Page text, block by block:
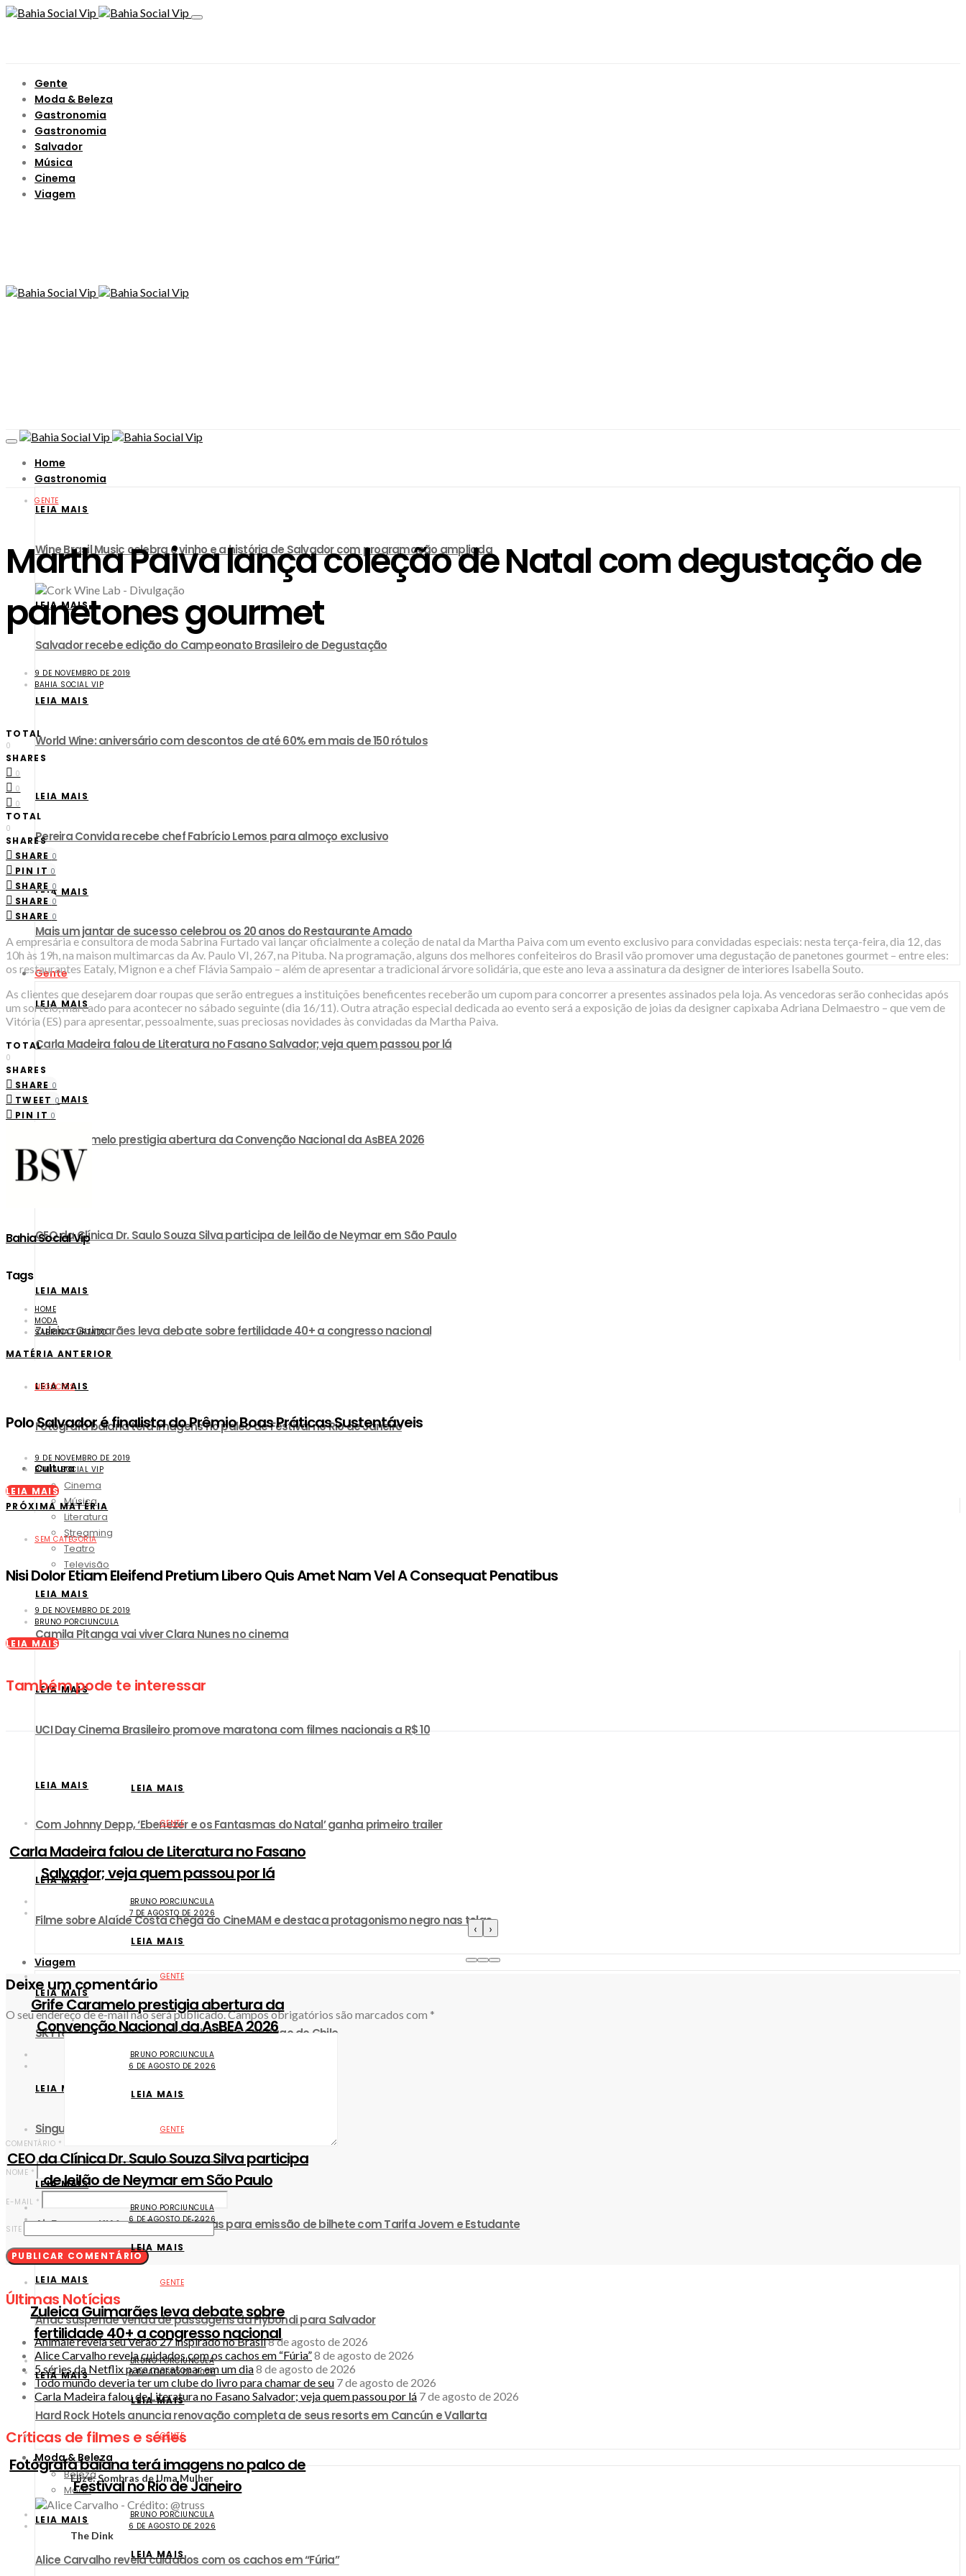
Gente
Moda & Beleza
Gastronomia
Gastronomia
Salvador
Música
Cinema
Viagem
Home
Gastronomia
LEIA MAIS
Wine Brasil Music celebra o vinho e a história de Salvador com programação ampliada
LEIA MAIS
​Salvador recebe edição do Campeonato Brasileiro de Degustação
LEIA MAIS
World Wine: aniversário com descontos de até 60% em mais de 150 rótulos
LEIA MAIS
Pereira Convida recebe chef Fabrício Lemos para almoço exclusivo
LEIA MAIS
Mais um jantar de sucesso celebrou os 20 anos do Restaurante Amado
Gente
LEIA MAIS
Carla Madeira falou de Literatura no Fasano Salvador; veja quem passou por lá
LEIA MAIS
Grife Caramelo prestigia abertura da Convenção Nacional da AsBEA 2026
CEO da Clínica Dr. Saulo Souza Silva participa de leilão de Neymar em São Paulo
LEIA MAIS
Zuleica Guimarães leva debate sobre fertilidade 40+ a congresso nacional
LEIA MAIS
Fotógrafa baiana terá imagens no palco de Festival no Rio de Janeiro
Cultura
Cinema
Música
Literatura
Streaming
Teatro
Televisão
LEIA MAIS
Camila Pitanga vai viver Clara Nunes no cinema
LEIA MAIS
UCI Day Cinema Brasileiro promove maratona com filmes nacionais a R$ 10
LEIA MAIS
Com Johnny Depp, ‘Ebenezer e os Fantasmas do Natal’ ganha primeiro trailer
LEIA MAIS
Filme sobre Alaíde Costa chega ao CineMAM e destaca protagonismo negro nas telas
Viagem
LEIA MAIS
SKY retoma voo direto entre Salvador e Santiago do Chile
LEIA MAIS
Singular Luxury Travel revela o novo mapa do luxo na Ásia
LEIA MAIS
Air France e KLM atualizam políticas para emissão de bilhete com Tarifa Jovem e Estudante
LEIA MAIS
Anac suspende venda de passagens da Flybondi para Salvador
LEIA MAIS
Hard Rock Hotels anuncia renovação completa de seus resorts em Cancún e Vallarta
Moda & Beleza
Beleza
Moda
LEIA MAIS
Alice Carvalho revela cuidados com os cachos em “Fúria”
GENTE
Martha Paiva lança coleção de Natal com degustação de
panetones gourmet
9 DE NOVEMBRO DE 2019
BAHIA SOCIAL VIP
TOTAL
0
SHARES
0
0
0
TOTAL
0
SHARES
SHARE 0
PIN IT 0
SHARE 0
SHARE 0
SHARE 0
A empresária e consultora de moda Sabrina Furtado vai lançar oficialmente a coleção de natal da Martha Paiva com um evento exclusivo para convidadas especiais: nesta terça-feira, dia 12, das
10h às 19h, na maison multimarcas da Av. Paulo VI, 267, na Pituba. Na programação, alguns dos melhores confeiteiros do Brasil vão promover uma degustação de panetones gourmet – entre eles:
os restaurantes Eataly, Mignon e a chef Flávia Sampaio – além de apresentar a tradicional árvore solidária, que este ano leva a assinatura da designer de interiores Isabella Souto.
As clientes que desejarem doar roupas que serão entregues a instituições beneficentes receberão um cupom para concorrer a presentes assinados pela loja. As vencedoras serão conhecidas após
um sorteio, marcado para acontecer no sábado seguinte (dia 16/11). Outra atração especial dedicada ao evento será a exposição de joias da designer capixaba Adriana Delmaestro – que vem de
Vitória (ES) para apresentar, pessoalmente, suas preciosas novidades às convidadas da Martha Paiva.
TOTAL
0
SHARES
SHARE 0
TWEET 0
PIN IT 0
Bahia Social Vip
Tags
HOME
MODA
SABRINA FURTADO
MATÉRIA ANTERIOR
NEGÓCIOS
Polo Salvador é finalista do Prêmio Boas Práticas Sustentáveis
9 DE NOVEMBRO DE 2019
BAHIA SOCIAL VIP
LEIA MAIS
PRÓXIMA MATÉRIA
SEM CATEGORIA
Nisi Dolor Etiam Eleifend Pretium Libero Quis Amet Nam Vel A Consequat Penatibus
9 DE NOVEMBRO DE 2019
BRUNO PORCIUNCULA
LEIA MAIS
Também pode te interessar
LEIA MAIS
GENTE
Carla Madeira falou de Literatura no Fasano
Salvador; veja quem passou por lá
BRUNO PORCIUNCULA
7 DE AGOSTO DE 2026
LEIA MAIS
GENTE
Grife Caramelo prestigia abertura da
Convenção Nacional da AsBEA 2026
BRUNO PORCIUNCULA
6 DE AGOSTO DE 2026
LEIA MAIS
GENTE
CEO da Clínica Dr. Saulo Souza Silva participa
de leilão de Neymar em São Paulo
BRUNO PORCIUNCULA
6 DE AGOSTO DE 2026
LEIA MAIS
GENTE
Zuleica Guimarães leva debate sobre
fertilidade 40+ a congresso nacional
BRUNO PORCIUNCULA
6 DE AGOSTO DE 2026
LEIA MAIS
GENTE
Fotógrafa baiana terá imagens no palco de
Festival no Rio de Janeiro
BRUNO PORCIUNCULA
6 DE AGOSTO DE 2026
LEIA MAIS
‹ ›
Deixe um comentário
O seu endereço de e-mail não será publicado.Campos obrigatórios são marcados com *
COMENTÁRIO *
NOME *
E-MAIL *
SITE
Últimas Notícias
Animale revela seu Verão 27 inspirado no Brasil8 de agosto de 2026
Alice Carvalho revela cuidados com os cachos em “Fúria”8 de agosto de 2026
5 séries da Netflix para maratonar em um dia8 de agosto de 2026
Todo mundo deveria ter um clube do livro para chamar de seu 7 de agosto de 2026
Carla Madeira falou de Literatura no Fasano Salvador; veja quem passou por lá 7 de agosto de 2026
Críticas de filmes e séries
Elize: Sombras de Uma Mulher
The Dink